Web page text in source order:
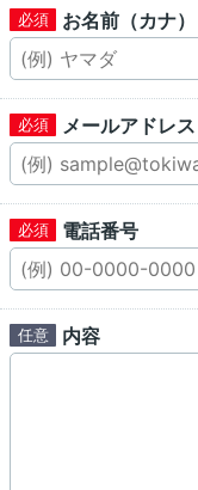
お名前（カナ）
メールアドレス
電話番号
内容